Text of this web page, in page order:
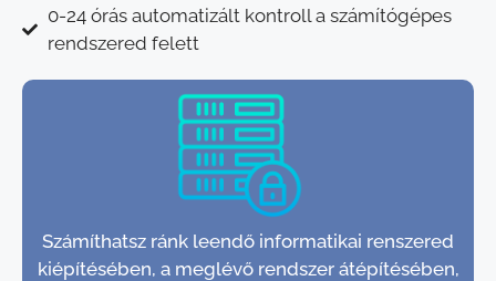
0-24 órás automatizált kontroll a számítógépes
rendszered felett
Számíthatsz ránk leendő informatikai renszered
kiépítésében, a meglévő rendszer átépítésében,